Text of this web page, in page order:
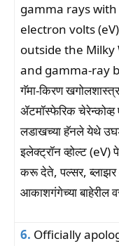
gamma rays
electron volts
outside the Milky
and gamma-ray
गॅमा-किरण
ॲटमॉस्फेरिक चेरेन्कोव्ह
लडाखच्या हॅनले येथे
इलेक्ट्रॉन व्होल्ट (eV)
करू देते, पल्सर, ब्लाझर
आकाशगंगेच्या बाहेरील
6. Officially